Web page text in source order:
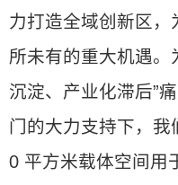
力打造全域创新区
所未有的重大机遇。
沉淀、产业化滞后”
门的大力支持下，
0 平方米载体空间用